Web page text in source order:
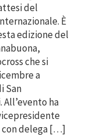
del
È
edizione del
che si
a
San
ha
con delega […]